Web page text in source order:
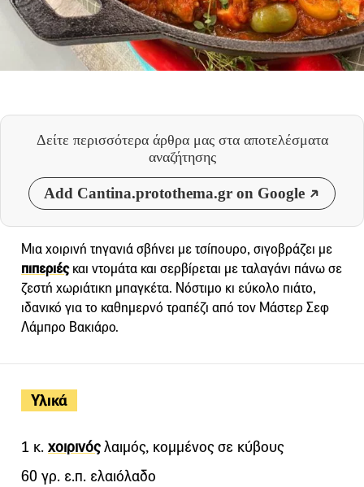
Δείτε περισσότερα άρθρα μας στα αποτελέσματα
αναζήτησης
Add Cantina.protothema.gr on Google
Υλικά
1 κ. χοιρινόςλαιμός, κομμένος σε κύβους
60 γρ. ε.π. ελαιόλαδο
Μια χοιρινή τηγανιά σβήνει με τσίπουρο, σιγοβράζει με
πιπεριέςκαι ντομάτα και σερβίρεται με ταλαγάνι πάνω σε
ζεστή χωριάτικη μπαγκέτα. Νόστιμο κι εύκολο πιάτο,
ιδανικό για το καθημερνό τραπέζι από τον Μάστερ Σεφ
Λάμπρο Βακιάρο.